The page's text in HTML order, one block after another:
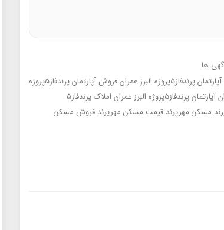
ها
پرندفاز5پروژه البرز عمران
فروش آپارتمان پرندفاز5پروژه
آپارتمان پرندفاز5پروژه البرز عمران
املاک پرندفاز5
مسکن مهرپرند قیمت مسکن مهرپرند فروش مسکن